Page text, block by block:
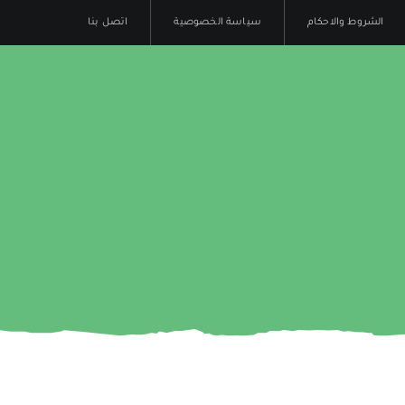
الشروط والاحكام سياسة الخصوصية اتصل بنا